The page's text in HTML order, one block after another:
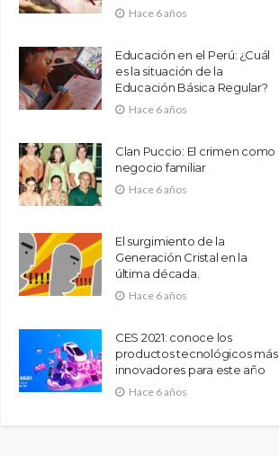
Hace 6 años
Educación en el Perú: ¿Cuál
es la situación de la
Educación Básica Regular?
Hace 6 años
Clan Puccio: El crimen como
negocio familiar
Hace 6 años
El surgimiento de la
Generación Cristal en la
última década.
Hace 6 años
CES 2021: conoce los
productos tecnológicos más
innovadores para este año
Hace 6 años